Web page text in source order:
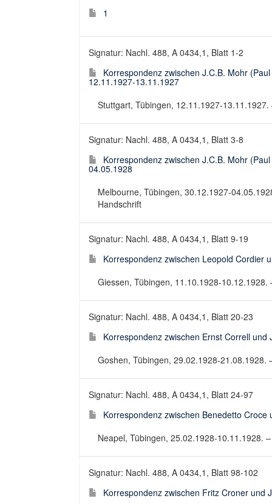
1
Signatur: Nachl. 488, A 0434,1, Blatt 1-2
Korrespondenz zwischen J.C.B. Mohr
12.11.1927-13.11.1927
Stuttgart, Tübingen, 12.11.1927-
Signatur: Nachl. 488, A 0434,1, Blatt 3-8
Korrespondenz zwischen J.C.B. Mohr
04.05.1928
Melbourne, Tübingen, 30.12.1927-
Handschrift
Signatur: Nachl. 488, A 0434,1, Blatt 9-19
Korrespondenz zwischen Leopold Cordier
Giessen, Tübingen, 11.10.1928-
Signatur: Nachl. 488, A 0434,1, Blatt 20-23
Korrespondenz zwischen Ernst Correll
Goshen, Tübingen, 29.02.1928-21.08.1928.
Signatur: Nachl. 488, A 0434,1, Blatt 24-97
Korrespondenz zwischen Benedetto
Neapel, Tübingen, 25.02.1928-10.11.1928.
Signatur: Nachl. 488, A 0434,1, Blatt 98-102
Korrespondenz zwischen Fritz Croner und